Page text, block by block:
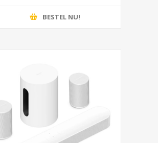
BESTEL NU!